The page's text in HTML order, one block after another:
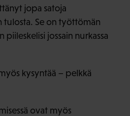
jopa satoja
tulosta. Se on työttömän
piileskelisi jossain nurkassa
kysyntää – pelkkä
ovat myös